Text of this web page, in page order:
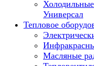
Универсал
Тепловое
Масляные